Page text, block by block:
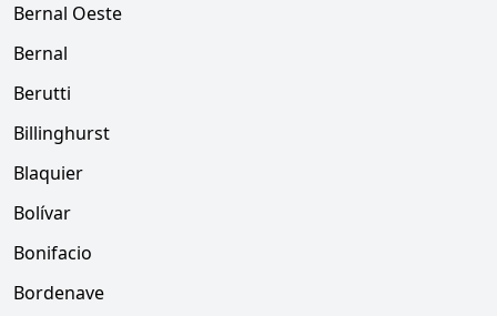
Bernal Oeste
Bernal
Berutti
Billinghurst
Blaquier
Bolívar
Bonifacio
Bordenave